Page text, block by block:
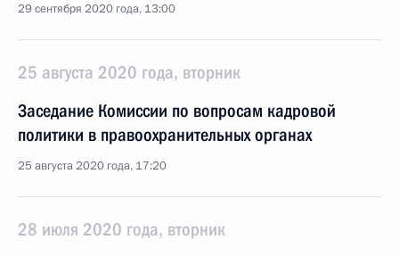
29 сентября 2020 года, 13:00
25 августа 2020 года, вторник
Заседание Комиссии по вопросам кадровой
политики в правоохранительных органах
25 августа 2020 года, 17:20
28 июля 2020 года, вторник